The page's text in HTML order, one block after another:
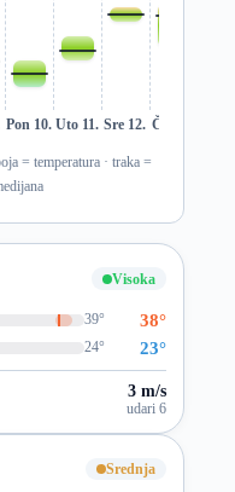
Pon 10. Uto 11. Sre 12. Čet 13.
= temperatura · traka =
Visoka
39° 38°
24° 23°
3 m/s
udari 6
Srednja